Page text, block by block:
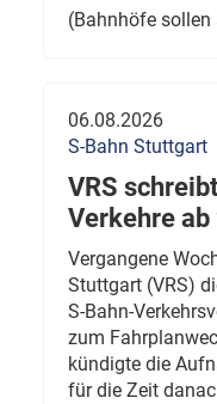
(Bahnhöfe
06.08.2026
S-Bahn Stuttgart
VRS
Verkehre
Vergangene
Stuttgart (VRS)
S-Bahn-
zum
kündigte die
für die Zeit